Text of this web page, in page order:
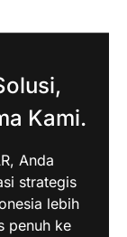
Kami.
Anda
strategis
lebih
penuh ke